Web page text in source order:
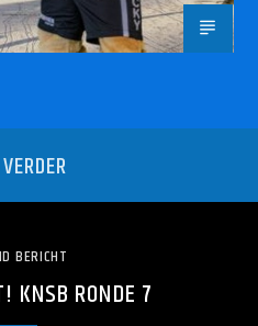
BERICHT
KNSB RONDE 7